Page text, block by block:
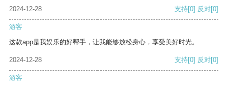
2024-12-28
支持[0] 反对[0]
游客
这款app是我娱乐的好帮手，让我能够放松身心，享受美好时光。
2024-12-28 支持[0] 反对[0]
游客